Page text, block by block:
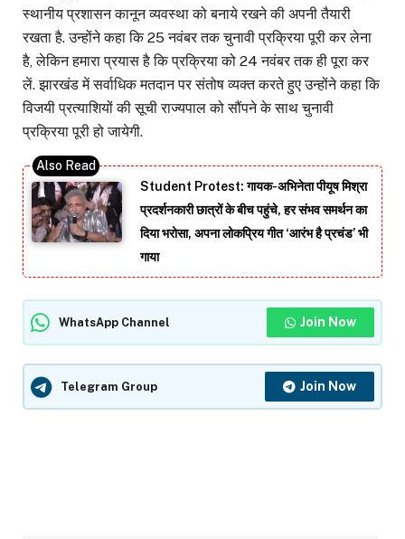
स्थानीय प्रशासन कानून व्यवस्था को बनाये रखने की अपनी तैयारी
रखता है. उन्होंने कहा कि 25 नवंबर तक चुनावी प्रक्रिया पूरी कर लेना
है, लेकिन हमारा प्रयास है कि प्रक्रिया को 24 नवंबर तक ही पूरा कर
लें. झारखंड में सर्वाधिक मतदान पर संतोष व्यक्त करते हुए उन्होंने कहा कि
विजयी प्रत्याशियों की सूची राज्यपाल को सौंपने के साथ चुनावी
प्रक्रिया पूरी हो जायेगी.
Student Protest: गायक-अभिनेता पीयूष मिश्रा
प्रदर्शनकारी छात्रों के बीच पहुंचे, हर संभव समर्थन का
दिया भरोसा, अपना लोकप्रिय गीत ‘आरंभ है प्रचंड’ भी
गाया
WhatsApp Channel Join Now
Telegram Group Join Now